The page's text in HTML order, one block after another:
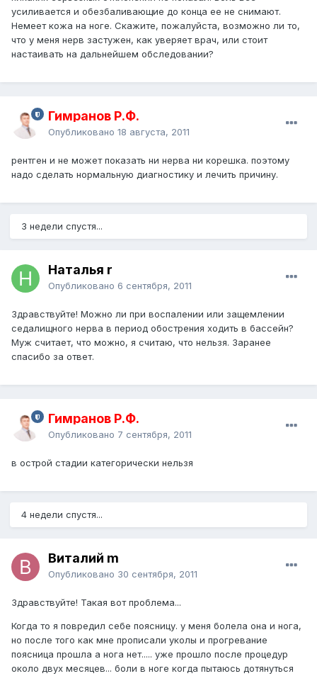
усиливается и обезбаливающие до конца ее не снимают.
Немеет кожа на ноге. Скажите, пожалуйста, возможно ли то,
что у меня нерв застужен, как уверяет врач, или стоит
настаивать на дальнейшем обследовании?
Гимранов Р.Ф.
Опубликовано 18 августа, 2011
рентген и не может показать ни нерва ни корешка. поэтому
надо сделать нормальную диагностику и лечить причину.
3 недели спустя...
Наталья r
Опубликовано 6 сентября, 2011
Здравствуйте! Можно ли при воспалении или защемлении
седалищного нерва в период обострения ходить в бассейн?
Муж считает, что можно, я считаю, что нельзя. Заранее
спасибо за ответ.
Гимранов Р.Ф.
Опубликовано 7 сентября, 2011
в острой стадии категорически нельзя
4 недели спустя...
Виталий m
Опубликовано 30 сентября, 2011
Здравствуйте! Такая вот проблема...
Когда то я повредил себе поясницу. у меня болела она и нога,
но после того как мне прописали уколы и прогревание
поясница прошла а нога нет..... уже прошло после процедур
около двух месяцев... боли в ноге когда пытаюсь дотянуться